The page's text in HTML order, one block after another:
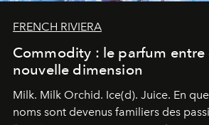
FRENCH RIVIERA
Commodity : le parfum entre
nouvelle dimension
Milk. Milk Orchid. Ice(d). Juice. En
noms sont devenus familiers des